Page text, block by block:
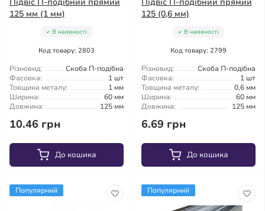
125 мм (1 мм)
В наявності
Код товару: 2803
Різновид:
Скоба П-подібна
Фасовка:
1 шт
Товщина металу:
1 мм
Ширина:
60 мм
Довжина:
125 мм
10.46 грн
До кошика
125 (0,6 мм)
В наявності
Код товару: 2799
Різновид:
Скоба П-подібна
Фасовка:
1 шт
Товщина металу:
0,6 мм
Ширина:
60 мм
Довжина:
125 мм
6.69 грн
До кошика
Популярний Популярний